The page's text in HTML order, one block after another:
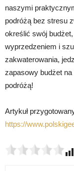
naszymi
podróżą bez stresu
określić swój
wyprzedzeniem i
zakwaterowania,
zapasowy budżet
podróżą!
Artykuł
https://